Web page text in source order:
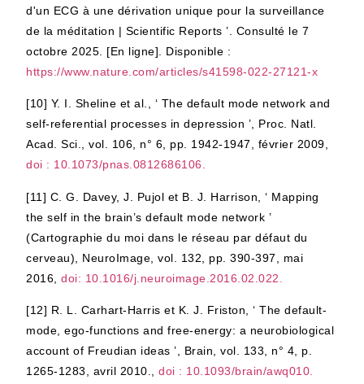
d'un ECG à une dérivation unique pour la surveillance
de la méditation | Scientific Reports ’. Consulté le 7
octobre 2025. [En ligne]. Disponible :
https://www.nature.com/articles/s41598-022-27121-x
[10] Y. I. Sheline et al., ‘ The default mode network and
self-referential processes in depression ’, Proc. Natl.
Acad. Sci., vol. 106, n° 6, pp. 1942-1947, février 2009,
doi : 10.1073/pnas.0812686106.
[11] C. G. Davey, J. Pujol et B. J. Harrison, ‘ Mapping
the self in the brain’s default mode network ’
(Cartographie du moi dans le réseau par défaut du
cerveau), NeuroImage, vol. 132, pp. 390-397, mai
2016,doi: 10.1016/j.neuroimage.2016.02.022.
[12] R. L. Carhart-Harris et K. J. Friston, ‘ The default-
mode, ego-functions and free-energy: a neurobiological
account of Freudian ideas ’, Brain, vol. 133, n° 4, p.
1265-1283, avril 2010.,doi : 10.1093/brain/awq010.